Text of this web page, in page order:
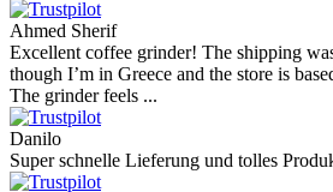
Ahmed Sherif
Excellent coffee grinder! The shipping
though I’m in Greece and the store is
The grinder feels ...
Danilo
Super schnelle Lieferung und tolles